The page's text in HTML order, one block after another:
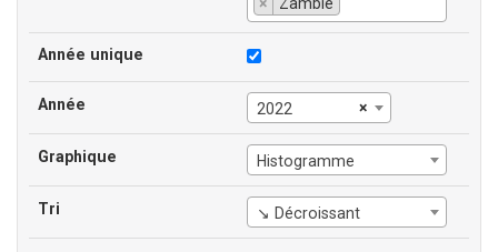
×
Zambie
Année unique
Année ×
2022
Graphique Histogramme
Tri ↘ Décroissant